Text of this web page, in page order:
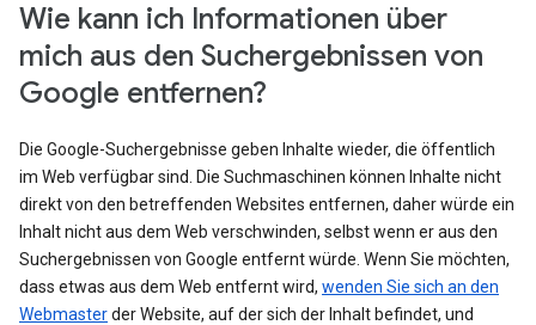
Wie kann ich Informationen über
mich aus den Suchergebnissen von
Google entfernen?
Die Google-Suchergebnisse geben Inhalte wieder, die öffentlich
im Web verfügbar sind. Die Suchmaschinen können Inhalte nicht
direkt von den betreffenden Websites entfernen, daher würde ein
Inhalt nicht aus dem Web verschwinden, selbst wenn er aus den
Suchergebnissen von Google entfernt würde. Wenn Sie möchten,
dass etwas aus dem Web entfernt wird, wenden Sie sich an den
Webmasterder Website, auf der sich der Inhalt befindet, und